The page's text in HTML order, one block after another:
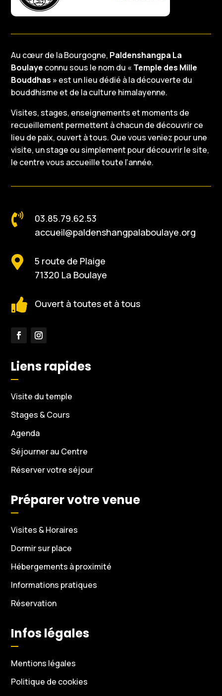
Au cœur de la Bourgogne, Paldenshangpa La
Boulaye connu sous le nom du « Temple des Mille
Bouddhas » est un lieu dédié à la découverte du
bouddhisme et de la culture himalayenne.
Visites, stages, enseignements et moments de
recueillement permettent à chacun de découvrir ce
lieu de paix, ouvert à tous. Que vous veniez pour une
visite, un stage ou simplement pour découvrir le site,
le centre vous accueille toute l’année.

03.85.79.62.53
accueil@paldenshangpalaboulaye.org

5 route de Plaige
71320 La Boulaye
 Ouvert à toutes et à tous
Liens rapides
Visite du temple
Stages & Cours
Agenda
Séjourner au Centre
Réserver votre séjour
Préparer votre venue
Visites & Horaires
Dormir sur place
Hébergements à proximité
Informations pratiques
Réservation
Infos légales
Mentions légales
Politique de cookies